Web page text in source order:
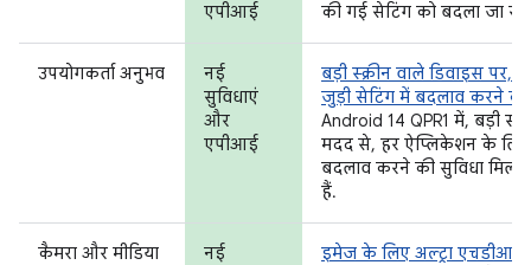
एपीआई
की गई सेटिंग को बदला जा
उपयोगकर्ता अनुभव
नई
सुविधाएं
और
एपीआई
बड़ी स्क्रीन वाले डिवाइस
जुड़ी सेटिंग में बदलाव करने की
Android 14 QPR1 में, बड़ी
मदद से, हर ऐप्लिकेशन के
बदलाव करने की सुविधा
हैं.
कैमरा और मीडिया
नई
इमेज के लिए अल्ट्रा एचडीआर